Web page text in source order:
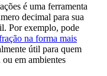
é uma ferramenta
decimal para sua
Por exemplo, pode
na forma mais
útil para quem
em ambientes